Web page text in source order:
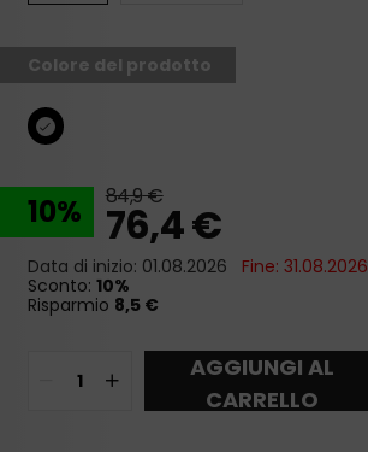
Colore del prodotto
10 84,9€
76,4€
Data di inizio: 01.08.2026
Fine: 31.08.2026
Sconto: 10
Risparmio 8,5 €
AGGIUNGI AL
CARRELLO